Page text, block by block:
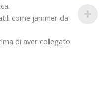
come jammer da
di aver collegato